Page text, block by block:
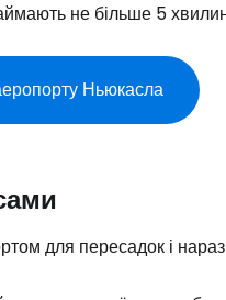
не більше 5
Ньюкасла
для пересадок і